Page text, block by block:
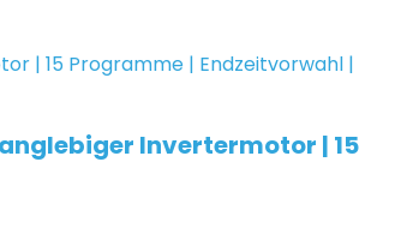
Invertermotor | 15